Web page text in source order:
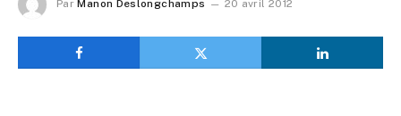
Par Manon Deslongchamps 20 avril 2012